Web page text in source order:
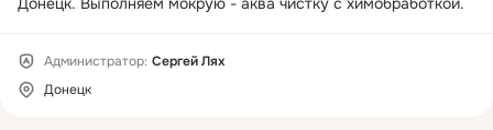
Администратор: Сергей Лях
Донецк